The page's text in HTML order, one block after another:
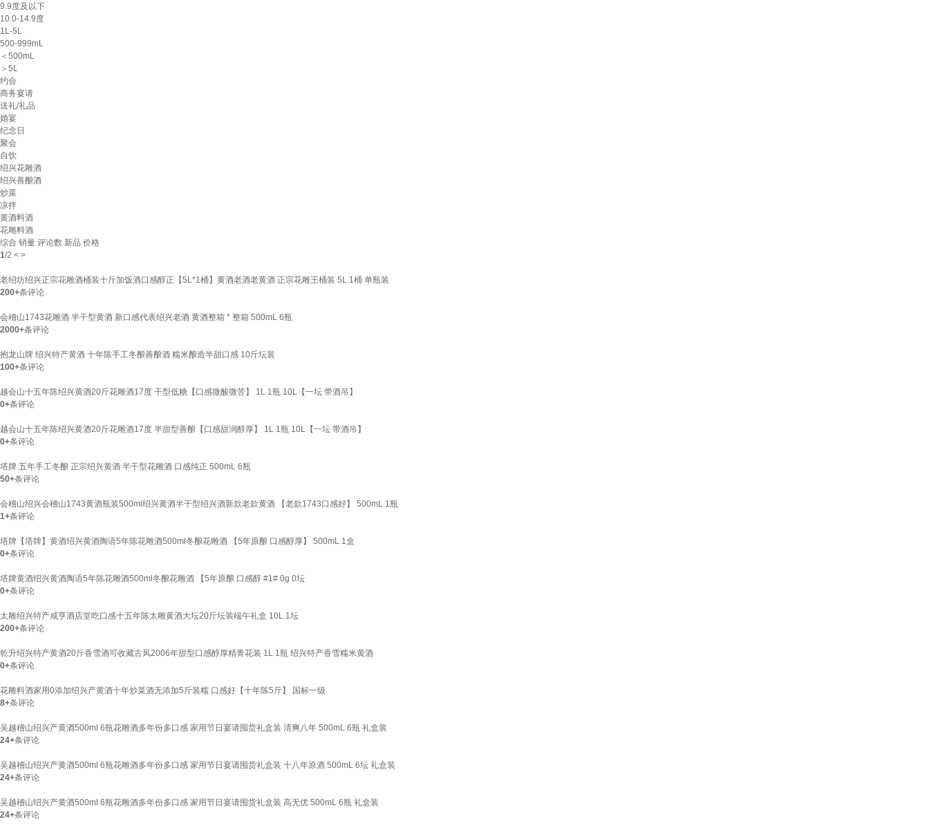
9.9度及以下
10.0-14.9度
1L-5L
500-999mL
＜500mL
＞5L
约会
商务宴请
送礼/礼品
婚宴
纪念日
聚会
自饮
绍兴花雕酒
绍兴善酿酒
炒菜
凉拌
黄酒料酒
花雕料酒
综合 销量 评论数 新品 价格
1/2 < >
老绍坊绍兴正宗花雕酒桶装十斤加饭酒口感醇正【5L*1桶】黄酒老酒老黄酒 正宗花雕王桶装 5L 1桶 单瓶装
200+条评论
会稽山1743花雕酒 半干型黄酒 新口感代表绍兴老酒 黄酒整箱 * 整箱 500mL 6瓶
2000+条评论
抱龙山牌 绍兴特产黄酒 十年陈手工冬酿善酿酒 糯米酿造半甜口感 10斤坛装
100+条评论
越会山十五年陈绍兴黄酒20斤花雕酒17度 干型低糖【口感微酸微苦】 1L 1瓶 10L【一坛 带酒吊】
0+条评论
越会山十五年陈绍兴黄酒20斤花雕酒17度 半甜型善酿【口感甜润醇厚】 1L 1瓶 10L【一坛 带酒吊】
0+条评论
塔牌 五年手工冬酿 正宗绍兴黄酒 半干型花雕酒 口感纯正 500mL 6瓶
50+条评论
会稽山绍兴会稽山1743黄酒瓶装500ml绍兴黄酒半干型绍兴酒新款老款黄酒 【老款1743口感好】 500mL 1瓶
1+条评论
塔牌【塔牌】黄酒绍兴黄酒陶语5年陈花雕酒500ml冬酿花雕酒 【5年原酿 口感醇厚】 500mL 1盒
0+条评论
塔牌黄酒绍兴黄酒陶语5年陈花雕酒500ml冬酿花雕酒 【5年原酿 口感醇 #1# 0g 0坛
0+条评论
太雕绍兴特产咸亨酒店堂吃口感十五年陈太雕黄酒大坛20斤坛装端午礼盒 10L 1坛
200+条评论
乾升绍兴特产黄酒20斤香雪酒可收藏古风2006年甜型口感醇厚精青花装 1L 1瓶 绍兴特产香雪糯米黄酒
0+条评论
花雕料酒家用0添加绍兴产黄酒十年炒菜酒无添加5斤装糯 口感好【十年陈5斤】 国标一级
8+条评论
吴越稽山绍兴产黄酒500ml 6瓶花雕酒多年份多口感 家用节日宴请囤货礼盒装 清爽八年 500mL 6瓶 礼盒装
24+条评论
吴越稽山绍兴产黄酒500ml 6瓶花雕酒多年份多口感 家用节日宴请囤货礼盒装 十八年原酒 500mL 6坛 礼盒装
24+条评论
吴越稽山绍兴产黄酒500ml 6瓶花雕酒多年份多口感 家用节日宴请囤货礼盒装 高无优 500mL 6瓶 礼盒装
24+条评论